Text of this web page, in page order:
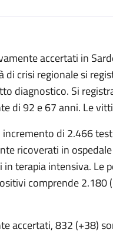
accertati in
di crisi regionale si
diagnostico. Si
di 92 e 67 anni. Le
di 2.466
ricoverati in
terapia intensiva. Le
comprende 2.180
accertati, 832 (+38)